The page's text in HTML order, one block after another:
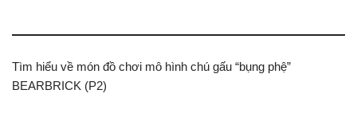
Tìm hiểu về món đồ chơi mô hình chú gấu “bụng phệ”
BEARBRICK (P2)